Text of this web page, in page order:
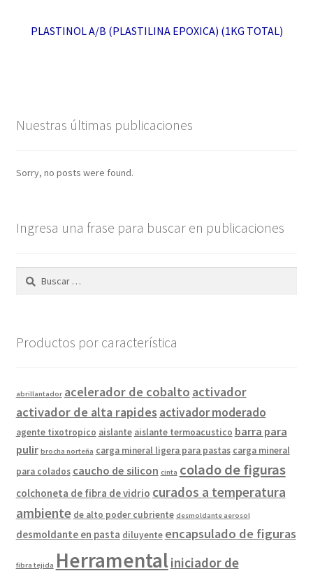
PLASTINOL A/B (PLASTILINA EPOXICA) (1KG TOTAL)
Nuestras últimas publicaciones
Sorry, no posts were found.
Ingresa una frase para buscar en publicaciones
Buscar:
Productos por característica
abrillantador acelerador de cobalto activador
activador de alta rapides activador moderado
agente tixotropico aislante aislante termoacustico barra para
pulir brocha norteña carga mineral ligera para pastas carga mineral
para colados caucho de silicon cinta colado de figuras
colchoneta de fibra de vidrio curados a temperatura
ambiente de alto poder cubriente desmoldante aerosol
desmoldante en pasta diluyente encapsulado de figuras
fibra tejida Herramental iniciador de